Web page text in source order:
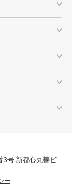
をダウンロー
号 新都心丸善ビ
ー